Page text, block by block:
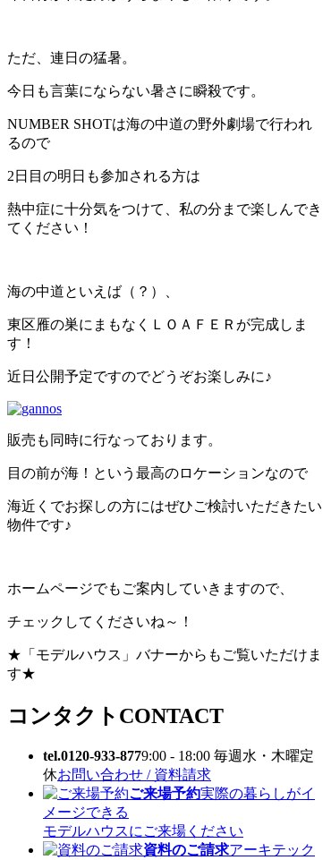
ただ、連日の猛暑。
今日も言葉にならない暑さに瞬殺です。
NUMBER SHOTは海の中道の野外劇場で行われ
るので
2日目の明日も参加される方は
熱中症に十分気をつけて、私の分まで楽しんでき
てください！
海の中道といえば（？）、
東区雁の巣にまもなくＬＯＡＦＥＲが完成しま
す！
近日公開予定ですのでどうぞお楽しみに♪
販売も同時に行なっております。
目の前が海！という最高のロケーションなので
海近くでお探しの方にはぜひご検討いただきたい
物件です♪
ホームページでもご案内していきますので、
チェックしてくださいね～！
★「モデルハウス」バナーからもご覧いただけま
す★
コンタクト CONTACT
tel.0120-933-8779:00 - 18:00 毎週水・木曜定
休お問い合わせ / 資料請求
ご来場予約実際の暮らしがイ
メージできる
モデルハウスにご来場ください
資料のご請求アーキテック